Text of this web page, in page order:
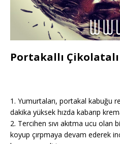
Portakallı Çikolatalı
1. Yumurtaları, portakal kabuğu
dakika yüksek hızda kabarıp
2. Tercihen sıvı akıtma ucu olan
koyup çırpmaya devam ederek